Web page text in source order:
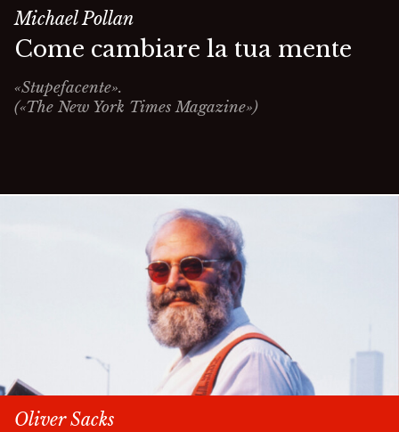
Michael Pollan
Come cambiare la tua mente
«Stupefacente».
(«The New York Times Magazine»)
Oliver Sacks